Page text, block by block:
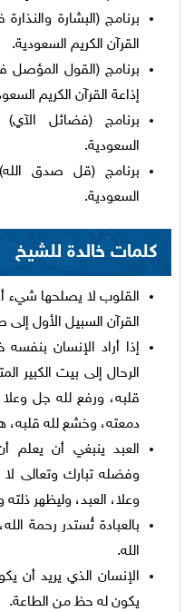
برنامج (البشارة
القرآن الكريم السعودية.
برنامج (القول
إذاعة القرآن الكريم
برنامج (فضائل الآي)
السعودية.
برنامج (قل صدق الله)
السعودية.
كلمات خالدة للشيخ
القلوب لا يصلحها شيء
القرآن السبيل الأول
إذا أراد الإنسان بنفسه
الرحال إلى بيت الكبير
قلبه، ورفع لله جل
دمعته، وخشع لله قلبه،
العبد ينبغي أن يعلم
وفضله تبارك وتعالى لا
وعلا، العبد، وليظهر
بالعبادة تُستدر رحمة
الله.
الإنسان الذي يريد أن
يكون له حظ من الطاعة.